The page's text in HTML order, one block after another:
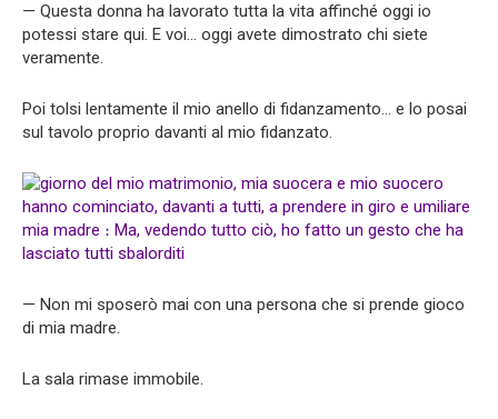
— Questa donna ha lavorato tutta la vita affinché oggi io
potessi stare qui. E voi… oggi avete dimostrato chi siete
veramente.
Poi tolsi lentamente il mio anello di fidanzamento… e lo posai
sul tavolo proprio davanti al mio fidanzato.
— Non mi sposerò mai con una persona che si prende gioco
di mia madre.
La sala rimase immobile.